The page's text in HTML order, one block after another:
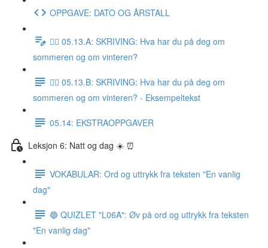
OPPGAVE: DATO OG ÅRSTALL
✍🏼 05.13.A: SKRIVING: Hva har du på deg om
sommeren og om vinteren?
✍🏼 05.13.B: SKRIVING: Hva har du på deg om
sommeren og om vinteren? - Eksempeltekst
05.14: EKSTRAOPPGAVER
Leksjon 6: Natt og dag ☀️ ⏰
VOKABULAR: Ord og uttrykk fra teksten "En vanlig
dag"
🔵 QUIZLET "L06A": Øv på ord og uttrykk fra teksten
"En vanlig dag"